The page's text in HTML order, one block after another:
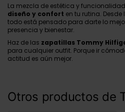
La mezcla de estética y
diseño y confort en tu rutina.
todo está pensado para darte lo
presencia y bienestar.
Haz de las zapatillas Tommy
para cualquier outfit. Porque ir
actitud es aún mejor.
Otros productos de